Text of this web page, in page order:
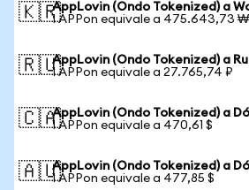
🇰🇷AppLovin (Ondo Tokenized) a
1 APPon equivale a 475.643,73 ₩
🇷🇺AppLovin (Ondo Tokenized) a
1 APPon equivale a 27.765,74 ₽
🇨🇦AppLovin (Ondo Tokenized) a
1 APPon equivale a 470,61 $
🇦🇺AppLovin (Ondo Tokenized) a
1 APPon equivale a 477,85 $